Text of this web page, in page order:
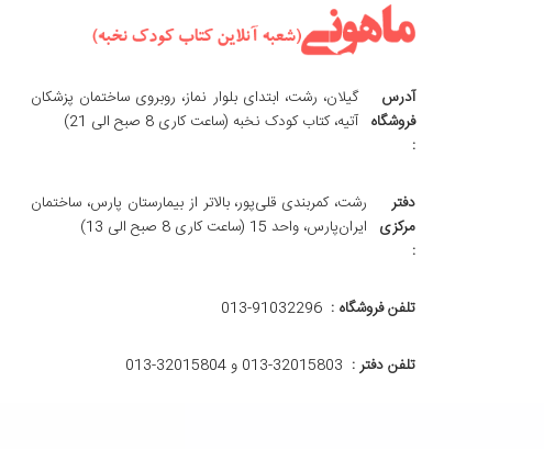
آدرس
فروشگاه
:
گیلان، رشت، ابتدای بلوار نماز، روبروی ساختمان پزشکان
آتیه، کتاب کودک نخبه (ساعت کاری 8 صبح الی 21)
دفتر
مرکزی
:
رشت، کمربندی قلی‌پور، بالاتر از بیمارستان پارس، ساختمان
ایران‌پارس، واحد 15 (ساعت کاری 8 صبح الی 13)
تلفن فروشگاه : 013-91032296
تلفن دفتر : 013-32015803 و 32015804-013